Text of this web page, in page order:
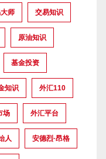
师 交易知识
原油知识
基金投资
知识 外汇110
场 外汇平台
人 安德烈·昂格